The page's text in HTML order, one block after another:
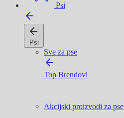
Psi
Psi
Sve za pse
Top Brendovi
Akcijski proizvodi za pse